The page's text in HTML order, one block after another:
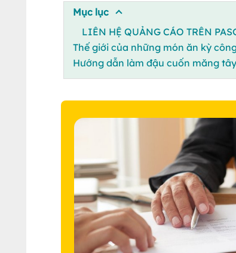
Mục lục
LIÊN HỆ QUẢNG CÁO TRÊN
Thế giới của những món ăn kỳ
Hướng dẫn làm đậu cuốn măng